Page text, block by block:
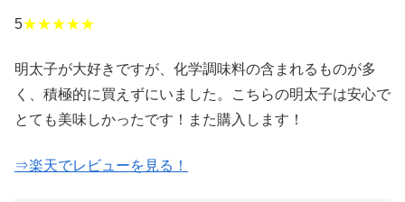
5★★★★★
明太子が大好きですが、化学調味料の含まれるものが多
く、積極的に買えずにいました。こちらの明太子は安心で
とても美味しかったです！また購入します！
⇒楽天でレビューを見る！